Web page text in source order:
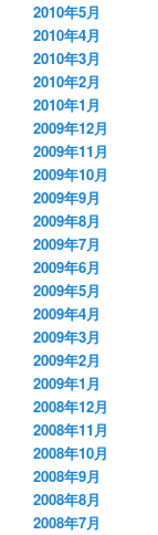
2010年5月
2010年4月
2010年3月
2010年2月
2010年1月
2009年12月
2009年11月
2009年10月
2009年9月
2009年8月
2009年7月
2009年6月
2009年5月
2009年4月
2009年3月
2009年2月
2009年1月
2008年12月
2008年11月
2008年10月
2008年9月
2008年8月
2008年7月